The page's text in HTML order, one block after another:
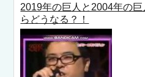
2019年の巨人と2004年の
らどうなる？！